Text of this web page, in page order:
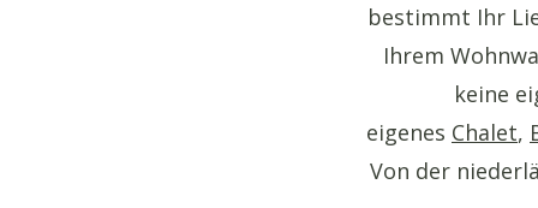
bestimmt Ihr
Ihrem
keine
eigenes Chalet,
Von der